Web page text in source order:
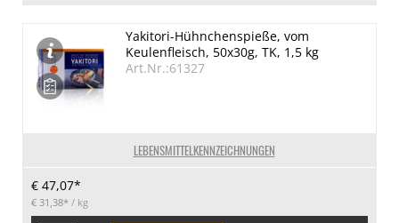
LEBENSMITTELKENNZEICHNUNGEN
Yakitori-Hühnchenspieße, vom
Keulenfleisch, 50x30g, TK, 1,5 kg
Art.Nr.:61327
€ 47,07*
€ 31,38* / kg